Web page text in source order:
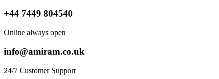
+44 7449 804540
Online always open
info@amiram.co.uk
24/7 Customer Support